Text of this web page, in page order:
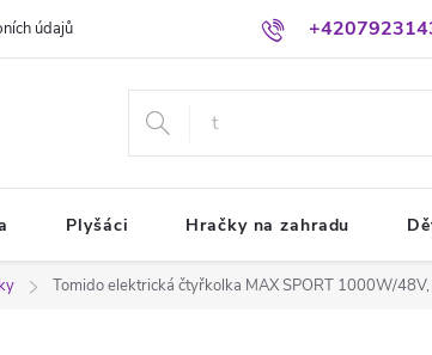
údajů
Plyšáci Hračky na zahradu
Tomido elektrická čtyřkolka MAX SPORT 1000W/